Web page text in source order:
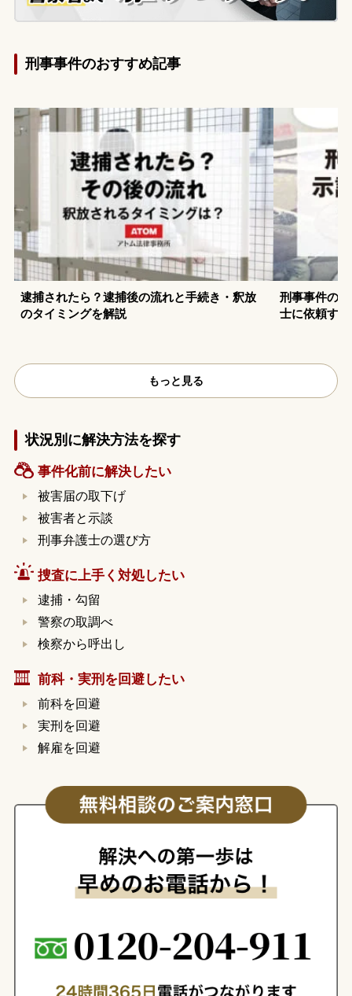
じ、当事務所へ相談に来られました。
刑事事件のおすすめ記事
逮捕されたら？逮捕後の流れと手続き・釈放
のタイミングを解説
刑事事件の
士に依頼す
もっと見る
状況別に解決方法を探す
事件化前に解決したい
被害届の取下げ
被害者と示談
刑事弁護士の選び方
捜査に上手く対処したい
逮捕・勾留
警察の取調べ
検察から呼出し
前科・実刑を回避したい
前科を回避
実刑を回避
解雇を回避